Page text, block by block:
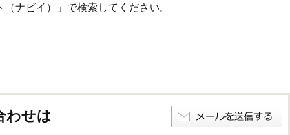
ナビイ）」で検索してください。
わせは